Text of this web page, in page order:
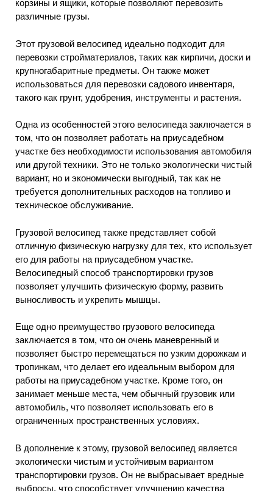
корзины и ящики, которые позволяют перевозить
различные грузы.
Этот грузовой велосипед идеально подходит для
перевозки стройматериалов, таких как кирпичи, доски и
крупногабаритные предметы. Он также может
использоваться для перевозки садового инвентаря,
такого как грунт, удобрения, инструменты и растения.
Одна из особенностей этого велосипеда заключается в
том, что он позволяет работать на приусадебном
участке без необходимости использования автомобиля
или другой техники. Это не только экологически чистый
вариант, но и экономически выгодный, так как не
требуется дополнительных расходов на топливо и
техническое обслуживание.
Грузовой велосипед также представляет собой
отличную физическую нагрузку для тех, кто использует
его для работы на приусадебном участке.
Велосипедный способ транспортировки грузов
позволяет улучшить физическую форму, развить
выносливость и укрепить мышцы.
Еще одно преимущество грузового велосипеда
заключается в том, что он очень маневренный и
позволяет быстро перемещаться по узким дорожкам и
тропинкам, что делает его идеальным выбором для
работы на приусадебном участке. Кроме того, он
занимает меньше места, чем обычный грузовик или
автомобиль, что позволяет использовать его в
ограниченных пространственных условиях.
В дополнение к этому, грузовой велосипед является
экологически чистым и устойчивым вариантом
транспортировки грузов. Он не выбрасывает вредные
выбросы, что способствует улучшению качества